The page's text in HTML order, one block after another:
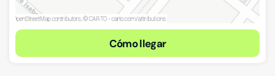
Cómo llegar